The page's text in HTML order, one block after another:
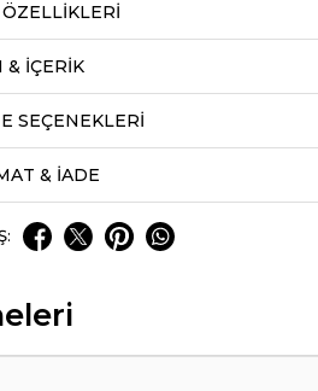
& İÇERİK
SEÇENEKLERI
& İADE